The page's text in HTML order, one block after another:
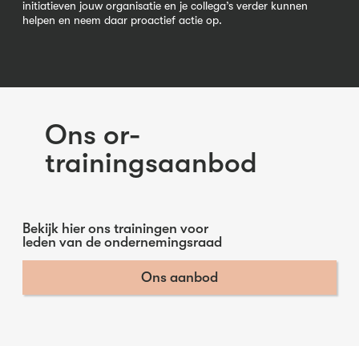
initiatieven jouw organisatie en je collega’s verder kunnen
helpen en neem daar proactief actie op.
Ons or-
trainingsaanbod
Bekijk hier ons trainingen voor
leden van de ondernemingsraad
Ons aanbod